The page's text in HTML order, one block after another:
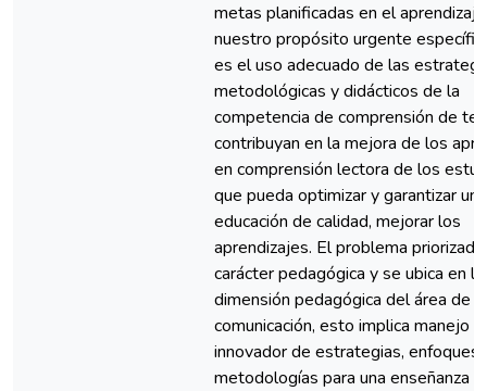
metas planificadas en el
nuestro propósito urgente
es el uso adecuado de las
metodológicas y didácticos de la
competencia de comprensión de
contribuyan en la mejora de los
en comprensión lectora de los
que pueda optimizar y garantizar una
educación de calidad, mejorar los
aprendizajes. El problema
carácter pedagógica y se ubica en la
dimensión pedagógica del área de
comunicación, esto implica manejo
innovador de estrategias, enfoques
metodologías para una enseñanza